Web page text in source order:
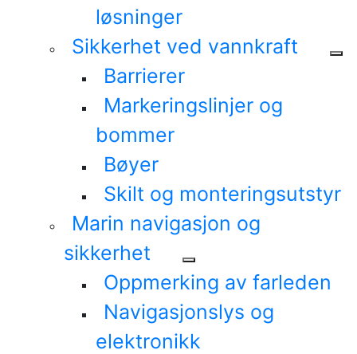
løsninger
Sikkerhet ved vannkraft
Barrierer
Markeringslinjer og
bommer
Bøyer
Skilt og monteringsutstyr
Marin navigasjon og
sikkerhet
Oppmerking av farleden
Navigasjonslys og
elektronikk